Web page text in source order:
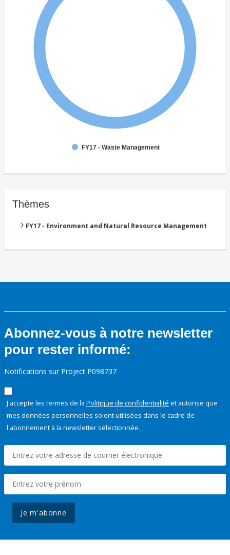
FY17 - Waste Management
Thèmes
FY17 - Environment and Natural Resource Management
Abonnez-vous à notre newsletter
pour rester informé:
Notifications sur Project P098737
J'accepte les termes de la Politique de confidentialité et autorise que
mes données personnelles soient utilisées dans le cadre de
l'abonnement à la newsletter sélectionnée.
Je m'abonne